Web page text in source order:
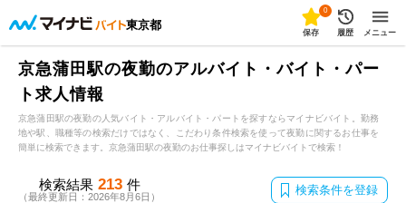
東京都
0
保存 履歴 メニュー
京急蒲田駅の夜勤のアルバイト・バイト・パー
ト求人情報
京急蒲田駅の夜勤の人気バイト・アルバイト・パートを探すならマイナビバイト。勤務
地や駅、職種等の検索だけではなく、こだわり条件検索を使って夜勤に関するお仕事を
簡単に検索できます。京急蒲田駅の夜勤のお仕事探しはマイナビバイトで検索！
検索結果 213 件
（最終更新日：2026年8月6日） 検索条件を登録